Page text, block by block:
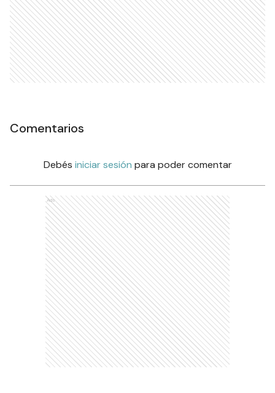
Comentarios
Debés iniciar sesión para poder comentar
Ads